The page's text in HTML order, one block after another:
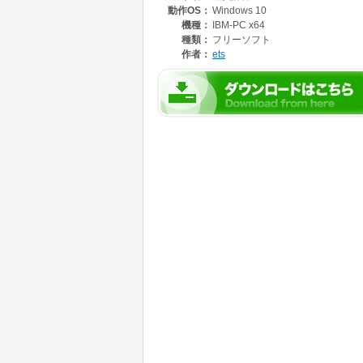
シート保護は設定しておりませんので自己責
動作OS： Windows 10
機種：
IBM-PC x64
種類： フリーソフト
作者： ets